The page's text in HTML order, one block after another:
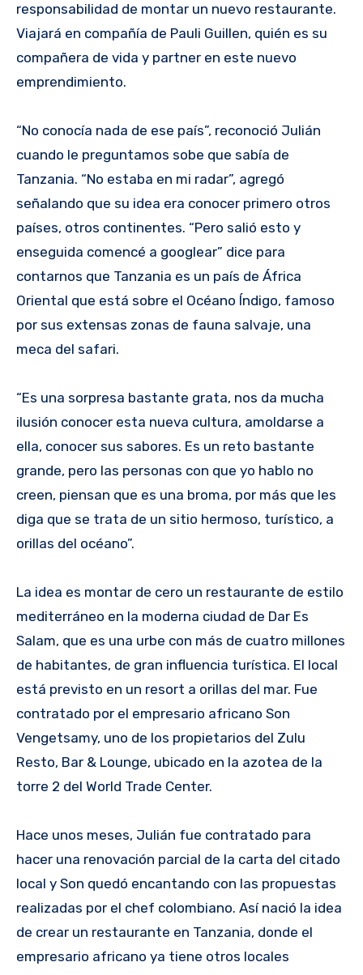
responsabilidad de montar un nuevo restaurante.
Viajará en compañía de Pauli Guillen, quién es su
compañera de vida y partner en este nuevo
emprendimiento.
“No conocía nada de ese país”, reconoció Julián
cuando le preguntamos sobe que sabía de
Tanzania. “No estaba en mi radar”, agregó
señalando que su idea era conocer primero otros
países, otros continentes. “Pero salió esto y
enseguida comencé a googlear” dice para
contarnos que Tanzania es un país de África
Oriental que está sobre el Océano Índigo, famoso
por sus extensas zonas de fauna salvaje, una
meca del safari.
“Es una sorpresa bastante grata, nos da mucha
ilusión conocer esta nueva cultura, amoldarse a
ella, conocer sus sabores. Es un reto bastante
grande, pero las personas con que yo hablo no
creen, piensan que es una broma, por más que les
diga que se trata de un sitio hermoso, turístico, a
orillas del océano”.
La idea es montar de cero un restaurante de estilo
mediterráneo en la moderna ciudad de Dar Es
Salam, que es una urbe con más de cuatro millones
de habitantes, de gran influencia turística. El local
está previsto en un resort a orillas del mar. Fue
contratado por el empresario africano Son
Vengetsamy, uno de los propietarios del Zulu
Resto, Bar & Lounge, ubicado en la azotea de la
torre 2 del World Trade Center.
Hace unos meses, Julián fue contratado para
hacer una renovación parcial de la carta del citado
local y Son quedó encantando con las propuestas
realizadas por el chef colombiano. Así nació la idea
de crear un restaurante en Tanzania, donde el
empresario africano ya tiene otros locales